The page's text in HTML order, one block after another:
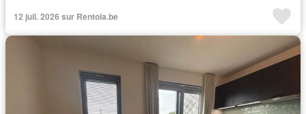
12 juil. 2026 sur Rentola.be